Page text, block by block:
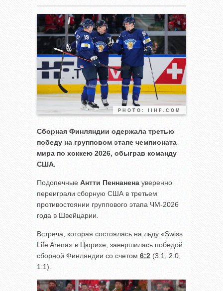
PHOTO: IIHF.COM
Сборная Финляндии одержала третью
победу на групповом этапе чемпионата
мира по хоккею 2026, обыграв команду
США.
Подопечные Антти Пеннанена уверенно
переиграли сборную США в третьем
противостоянии группового этапа ЧМ-2026
года в Швейцарии.
Встреча, которая состоялась на льду «Swiss
Life Arena» в Цюрихе, завершилась победой
сборной Финляндии со счетом 6:2 (3:1, 2:0,
1:1).